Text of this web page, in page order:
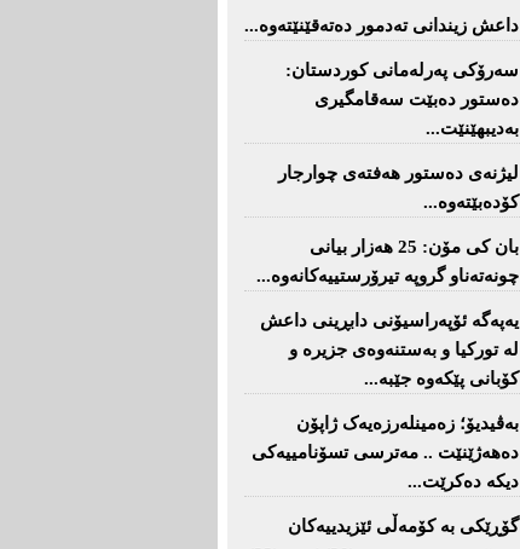
داعش زیندانی تەدمور دەتەقێنێتەوە...
سەرۆكی پەرلەمانی كوردستان:
دەستور دەبێت سەقامگیری
بەدیبهێنێت...
لیژنەی دەستور هەفتەی چوارجار
كۆدەبێتەوە...
بان كی مۆن: 25 هەزار بیانی
چونەتەناو گروپە تیرۆرستییەكانەوە...
یەپەگە ئۆپەراسیۆنی دابڕینی داعش
لە تورکیا و بەستنەوەی جزیرە و
کۆبانی پێکەوە جێبە...
بەڤیدیۆ؛ زەمینلەرزەیەک ژاپۆن
دەهەژێنێت .. مەترسی تسۆنامییەکی
دیکە دەکرێت...
گۆڕێکی بە کۆمەڵی ئێزیدییەکان